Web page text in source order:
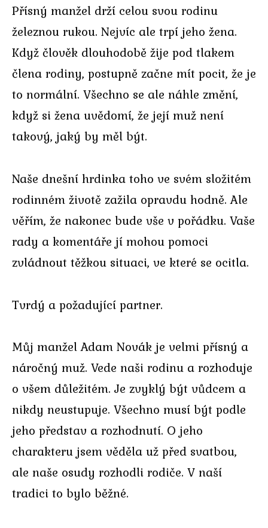
Přísný manžel drží celou svou rodinu
železnou rukou. Nejvíc ale trpí jeho žena.
Když člověk dlouhodobě žije pod tlakem
člena rodiny, postupně začne mít pocit, že je
to normální. Všechno se ale náhle změní,
když si žena uvědomí, že její muž není
takový, jaký by měl být.
Naše dnešní hrdinka toho ve svém složitém
rodinném životě zažila opravdu hodně. Ale
věřím, že nakonec bude vše v pořádku. Vaše
rady a komentáře jí mohou pomoci
zvládnout těžkou situaci, ve které se ocitla.
Tvrdý a požadující partner.
Můj manžel Adam Novák je velmi přísný a
náročný muž. Vede naši rodinu a rozhoduje
o všem důležitém. Je zvyklý být vůdcem a
nikdy neustupuje. Všechno musí být podle
jeho představ a rozhodnutí. O jeho
charakteru jsem věděla už před svatbou,
ale naše osudy rozhodli rodiče. V naší
tradici to bylo běžné.